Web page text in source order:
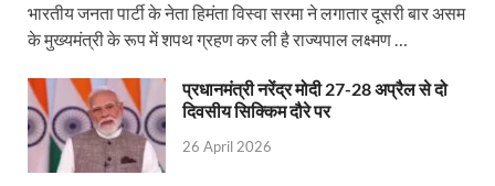
KP Maurya Statement: माफिया और समाजवादी पार्टी
Anil Vij Statement: कांग्रेस का अविश्वास प्रस्ताव
Chronic Kidney Disease: क्रोनिक किडनी डिजीज
भारतीय जनता पार्टी के नेता हिमंता विस्वा सरमा ने लगातार दूसरी बार असम
के मुख्यमंत्री के रूप में शपथ ग्रहण कर ली है राज्यपाल लक्ष्मण …
प्रधानमंत्री नरेंद्र मोदी 27-28 अप्रैल से दो
दिवसीय सिक्किम दौरे पर
26 April 2026